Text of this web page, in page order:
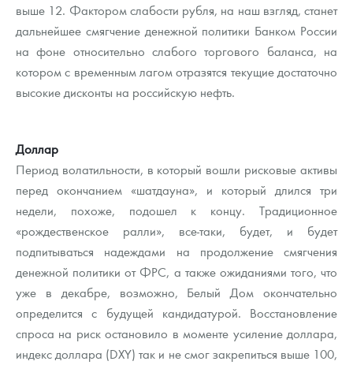
выше 12. Фактором слабости рубля, на наш взгляд, станет
дальнейшее смягчение денежной политики Банком России
на фоне относительно слабого торгового баланса, на
котором с временным лагом отразятся текущие достаточно
высокие дисконты на российскую нефть.
Доллар
Период волатильности, в который вошли рисковые активы
перед окончанием «шатдауна», и который длился три
недели, похоже, подошел к концу. Традиционное
«рождественское ралли», все-таки, будет, и будет
подпитываться надеждами на продолжение смягчения
денежной политики от ФРС, а также ожиданиями того, что
уже в декабре, возможно, Белый Дом окончательно
определится с будущей кандидатурой. Восстановление
спроса на риск остановило в моменте усиление доллара,
индекс доллара (DXY) так и не смог закрепиться выше 100,